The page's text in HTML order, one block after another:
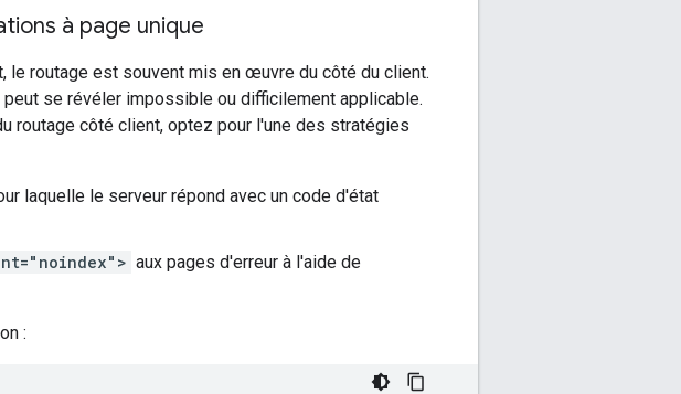
à page unique
le routage est souvent mis en œuvre du côté du client.
se révéler impossible ou difficilement applicable.
routage côté client, optez pour l'une des stratégies
laquelle le serveur répond avec un code d'état
aux pages d'erreur à l'aide de
: